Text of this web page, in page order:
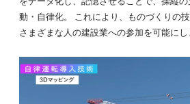
動・自律化。 これにより、ものづくりの技
さまざまな人の建設業への参加を可能にし